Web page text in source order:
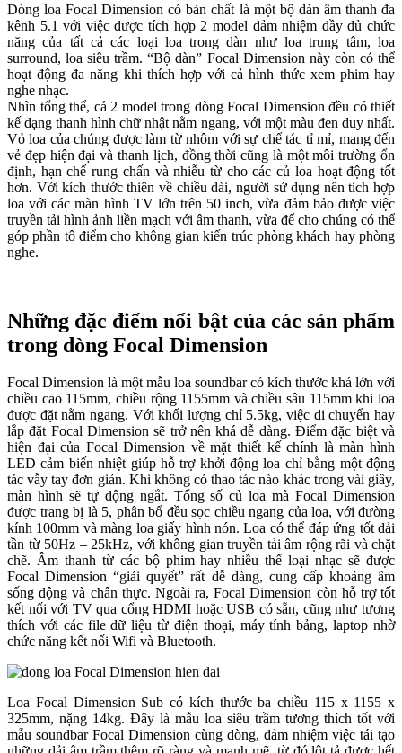
Dòng loa Focal Dimension có bản chất là một bộ dàn âm thanh đa
kênh 5.1 với việc được tích hợp 2 model đảm nhiệm đầy đủ chức
năng của tất cả các loại loa trong dàn như loa trung tâm, loa
surround, loa siêu trầm. “Bộ dàn” Focal Dimension này còn có thể
hoạt động đa năng khi thích hợp với cả hình thức xem phim hay
nghe nhạc.
Nhìn tổng thể, cả 2 model trong dòng Focal Dimension đều có thiết
kế dạng thanh hình chữ nhật nằm ngang, với một màu đen duy nhất.
Vỏ loa của chúng được làm từ nhôm với sự chế tác tỉ mỉ, mang đến
vẻ đẹp hiện đại và thanh lịch, đồng thời cũng là một môi trường ổn
định, hạn chế rung chấn và nhiễu từ cho các củ loa hoạt động tốt
hơn. Với kích thước thiên về chiều dài, người sử dụng nên tích hợp
loa với các màn hình TV lớn trên 50 inch, vừa đảm bảo được việc
truyền tải hình ảnh liền mạch với âm thanh, vừa để cho chúng có thể
góp phần tô điểm cho không gian kiến trúc phòng khách hay phòng
nghe.
Những đặc điểm nổi bật của các sản phẩm
trong dòng Focal Dimension
Focal Dimension là một mẫu loa soundbar có kích thước khá lớn với
chiều cao 115mm, chiều rộng 1155mm và chiều sâu 115mm khi loa
được đặt nằm ngang. Với khối lượng chỉ 5.5kg, việc di chuyển hay
lắp đặt Focal Dimension sẽ trở nên khá dễ dàng. Điểm đặc biệt và
hiện đại của Focal Dimension về mặt thiết kế chính là màn hình
LED cảm biến nhiệt giúp hỗ trợ khởi động loa chỉ bằng một động
tác vẫy tay đơn giản. Khi không có thao tác nào khác trong vài giây,
màn hình sẽ tự động ngắt. Tổng số củ loa mà Focal Dimension
được trang bị là 5, phân bổ đều sọc chiều ngang của loa, với đường
kính 100mm và màng loa giấy hình nón. Loa có thể đáp ứng tốt dải
tần từ 50Hz – 25kHz, với không gian truyền tải âm rộng rãi và chặt
chẽ. Âm thanh từ các bộ phim hay nhiều thể loại nhạc sẽ được
Focal Dimension “giải quyết” rất dễ dàng, cung cấp khoảng âm
sống động và chân thực. Ngoài ra, Focal Dimension còn hỗ trợ tốt
kết nối với TV qua cổng HDMI hoặc USB có sẵn, cũng như tương
thích với các file dữ liệu từ điện thoại, máy tính bảng, laptop nhờ
chức năng kết nối Wifi và Bluetooth.
Loa Focal Dimension Sub có kích thước ba chiều 115 x 1155 x
325mm, nặng 14kg. Đây là mẫu loa siêu trầm tương thích tốt với
mẫu soundbar Focal Dimension cùng dòng, đảm nhiệm việc tái tạo